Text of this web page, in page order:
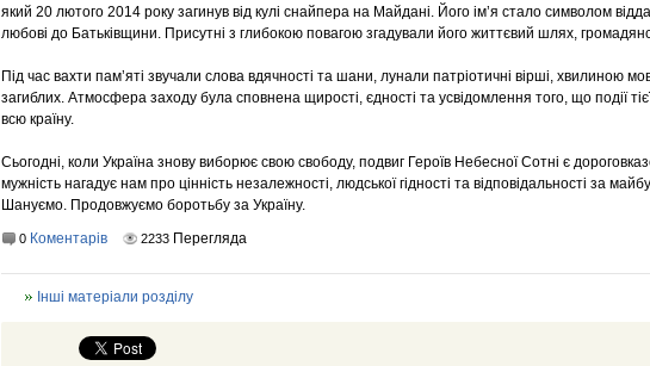
який 20 лютого 2014 року загинув від кулі снайпера на Майдані. Його ім’я стало символом
любові до Батьківщини. Присутні з глибокою повагою згадували його життєвий шлях,
Під час вахти пам’яті звучали слова вдячності та шани, лунали патріотичні вірші, хвилиною
загиблих. Атмосфера заходу була сповнена щирості, єдності та усвідомлення того, що події
всю країну.
Сьогодні, коли Україна знову виборює свою свободу, подвиг Героїв Небесної Сотні є
мужність нагадує нам про цінність незалежності, людської гідності та відповідальності за
Шануємо. Продовжуємо боротьбу за Україну.
0 Коментарів 2233 Перегляда
Інші матеріали розділу